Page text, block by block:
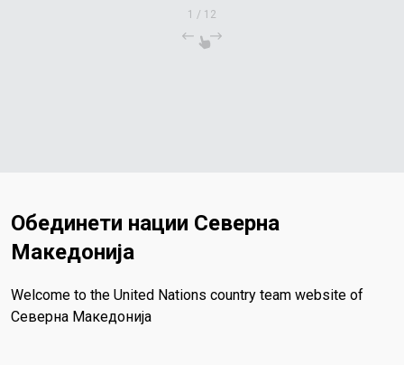
1 / 12
Обединети нации Северна
Македонија
Welcome to the United Nations country team website of
Северна Македонија